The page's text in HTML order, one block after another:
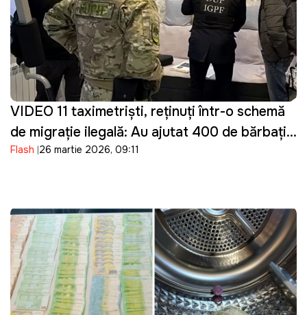
VIDEO 11 taximetriști, reținuți într-o schemă
de migrație ilegală: Au ajutat 400 de bărbați
din Ucraina să intre ilegal în Moldova
Flash 26 martie 2026, 09:11